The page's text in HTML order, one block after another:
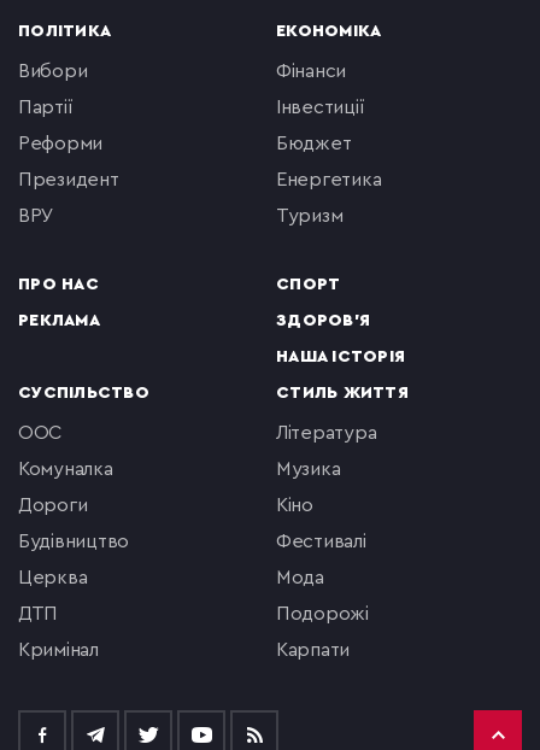
ПОЛІТИКА
вибори
партії
реформи
президент
ВРУ
ПРО НАС
РЕКЛАМА
ЕКОНОМІКА
фінанси
інвестиції
бюджет
енергетика
туризм
СПОРТ
ЗДОРОВ'Я
НАША ІСТОРІЯ
СУСПІЛЬСТВО
ООС
комуналка
Дороги
будівництво
церква
ДТП
кримінал
СТИЛЬ ЖИТТЯ
література
музика
кіно
фестивалі
мода
подорожі
Карпати